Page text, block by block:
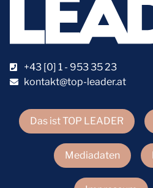
Das ist TOP LEADER
Mediadaten
+43 [0] 1 - 953 35 23
kontakt@top-leader.at